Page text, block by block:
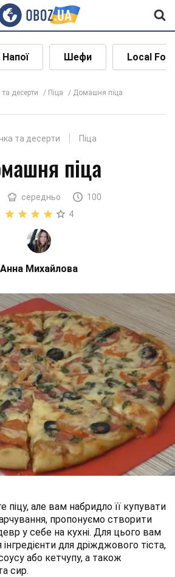
Напої Шефи Local
та десерти Піца Домашня піца
та десерти Піца
піца
середньо
100
4
Анна Михайлова
але вам набридло її купувати
пропонуємо створити
у себе на кухні. Для цього вам
для дріжджового тіста,
або кетчупу, а також
сир.